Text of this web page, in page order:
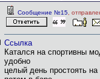
Сообщение №15 ,
Ссылка
Катался на спортивны
удобно
целый день простоять